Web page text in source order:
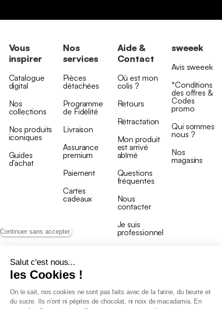
Continuer sans accepter
Salut c'est nous...
les Cookies !
On le sait, nos cookies ne sont pas faits avec de la farine, du beurre et
du sucre. Ils n’ont ni pépites de chocolat, ni noix de macadamia. En
Vous
inspirer
Catalogue
digital
Nos
collections
Nos produits
iconiques
Guides
d’achat
Nos
services
Pièces
détachées
Programme
de Fidélité
Livraison
Assurance
premium
Paiement
Cartes
cadeaux
Aide &
Contact
Où est mon
colis ?
Retours
Rétractation
Mon produit
est arrivé
abîmé
Questions
fréquentes
Nous
contacter
Je suis
professionnel
sweeek
Avis sweeek
*Conditions
des offres &
Codes
promo
Qui sommes
nous ?
Nos
magasins
Conditions générales de vente
Conditions générales du programme de fidélité